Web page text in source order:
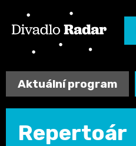
Aktuální program
Repertoár